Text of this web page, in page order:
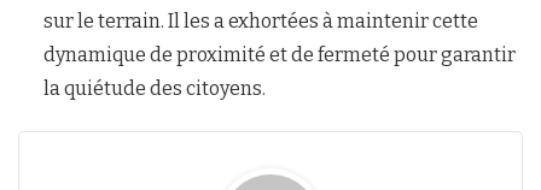
sur le terrain. Il les a exhortées à maintenir cette
dynamique de proximité et de fermeté pour garantir
la quiétude des citoyens.